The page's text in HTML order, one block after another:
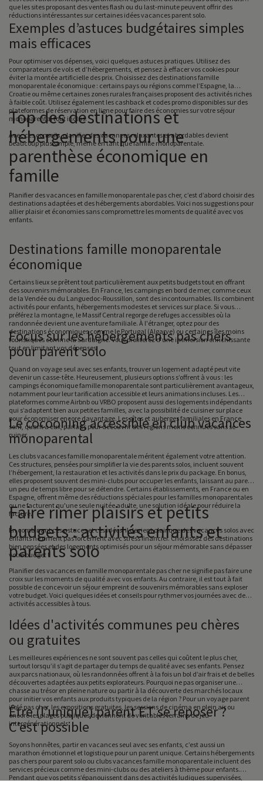
que les sites proposant des ventes flash ou du last-minute peuvent offrir des
réductions intéressantes sur certaines idées vacances parent solo.
Exemples d’astuces budgétaires simples
mais efficaces
Pour optimiser vos dépenses, voici quelques astuces pratiques. Utilisez des
comparateurs de vols et d’hébergements, et pensez à effacer vos cookies pour
éviter la montée artificielle des prix. Choisissez des destinations famille
monoparentale économique : certains pays ou régions comme l’Espagne, la
Croatie ou même certaines zones rurales françaises proposent des activités riches
à faible coût. Utilisez également les cashback et codes promo disponibles sur des
plateformes de réservation en ligne pour faire des économies sur votre séjour
monoparental tout inclus.
Avec ces conseils, planifier des vacances relaxantes et abordables devient
beaucoup plus simple, même en tant que famille monoparentale.
Top des destinations et
hébergements pour une
parenthèse économique en
famille
Planifier des vacances en famille monoparentale pas cher, c’est d’abord choisir des
destinations adaptées et des hébergements abordables. Voici nos suggestions pour
allier plaisir et économies sans compromettre les moments de qualité avec vos
enfants.
Destinations famille monoparentale
économique
Certains lieux se prêtent tout particulièrement aux petits budgets tout en offrant
des souvenirs mémorables. En France, les campings en bord de mer, comme ceux
de la Vendée ou du Languedoc-Roussillon, sont des incontournables. Ils combinent
activités pour enfants, hébergements modestes et services sur place. Si vous
préférez la montagne, le Massif Central regorge de refuges accessibles où la
randonnée devient une aventure familiale. À l'étranger, optez pour des
destinations économiques comme le Portugal (Algarve) ou certaines îles moins
touristiques comme la Sardaigne. Vous profiterez d’une immersion enrichissante
tout en limitant vos dépenses.
Focus sur les hébergements pas chers
pour parent solo
Quand on voyage seul avec ses enfants, trouver un logement adapté peut vite
devenir un casse-tête. Heureusement, plusieurs options s’offrent à vous : les
campings économique famille monoparentale sont particulièrement avantageux,
notamment pour leur tarification accessible et leurs animations incluses. Les
plateformes comme Airbnb ou VRBO proposent aussi des logements indépendants
qui s’adaptent bien aux petites familles, avec la possibilité de cuisiner sur place
pour économiser encore davantage. Les gîtes et auberges familiales en France
sont, quant à eux, parfaits pour découvrir des régions moins connues sans se
ruiner.
Le cocooning accessible en club vacances
monoparental
Les clubs vacances famille monoparentale méritent également votre attention.
Ces structures, pensées pour simplifier la vie des parents solos, incluent souvent
l’hébergement, la restauration et les activités dans le prix du package. En bonus,
elles proposent souvent des mini-clubs pour occuper les enfants, laissant au parent
un peu de temps libre pour se détendre. Certains établissements, en France ou en
Espagne, offrent même des réductions spéciales pour les familles monoparentales
ou ne facturent qu'une seule nuitée adulte, une solution idéale pour réduire la
facture.
En combinant ces astuces et ces idées, il devient clair que des vacances solos avec
enfants ne riment pas forcément avec stress financier. Choisissez des destinations
bien pensées et des logements optimisés pour un séjour mémorable sans dépasser
votre budget !
Faire rimer plaisirs et petits
budgets : activités enfants et
parents solo
Planifier des vacances en famille monoparentale pas cher ne signifie pas faire une
croix sur les moments de qualité avec vos enfants. Au contraire, il est tout à fait
possible de concevoir un séjour empreint de souvenirs mémorables sans exploser
votre budget. Voici quelques idées et conseils pour rythmer vos journées avec des
activités accessibles à tous.
Idées d'activités communes peu chères
ou gratuites
Les meilleures expériences ne sont souvent pas celles qui coûtent le plus cher,
surtout lorsqu’il s’agit de partager du temps de qualité avec ses enfants. Pensez
aux parcs nationaux, où les randonnées offrent à la fois un bol d’air frais et de belles
découvertes adaptées aux petits explorateurs. Pourquoi ne pas organiser une
chasse au trésor en pleine nature ou partir à la découverte des marchés locaux
pour initier vos enfants aux produits typiques de la région ? Pour un voyage parent
isolé pas cher, les expositions gratuites, les sessions de cinéma en plein air ou
encore les plages publiques deviennent de véritables terrains de jeu
intergénérationnels.
Être (l’unique) parent ET se reposer ?
C’est possible
Soyons honnêtes, partir en vacances seul avec ses enfants, c’est aussi un
marathon émotionnel et logistique pour un parent unique. Certains hébergements
pas chers pour parent solo ou clubs vacances famille monoparentale incluent des
services précieux comme des mini-clubs ou des ateliers à thème pour enfants.
Pendant que vos petits s’épanouissent dans des activités ludiques supervisées,